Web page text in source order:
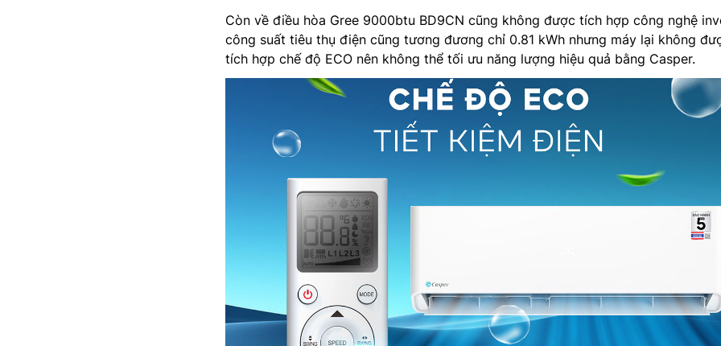
Còn về điều hòa Gree 9000btu BD9CN cũng không được tích hợp công nghệ
công suất tiêu thụ điện cũng tương đương chỉ 0.81 kWh nhưng máy lại không
tích hợp chế độ ECO nên không thể tối ưu năng lượng hiệu quả bằng Casper.